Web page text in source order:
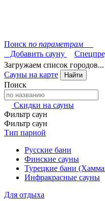
Поиск по параметрам
Добавить сауну
Загружаем список
Сауны на карте
Найти
Поиск
Скидки на сауны
Фильтр саун
Фильтр саун
Тип парной
Русские бани
Финские сауны
Турецкие бани
Инфракрасные сауны
Для отдыха